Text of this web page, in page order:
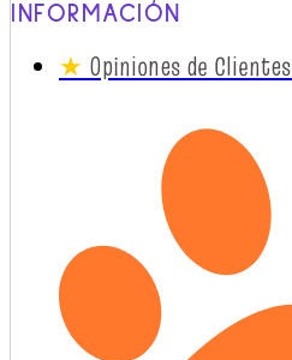
INFORMACIÓN
★ Opiniones de Clientes